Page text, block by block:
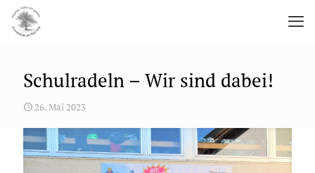
Schulradeln – Wir sind dabei!
26. Mai 2023